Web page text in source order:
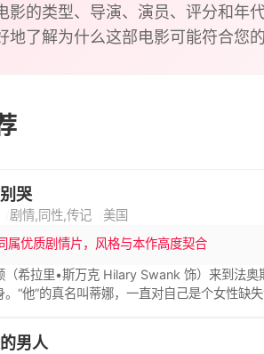
影的类型、导演、演员、评分和年
地了解为什么这部电影可能符合您的
哭
剧情,同性,传记 美国
属优质剧情片，风格与本作高度契合
（希拉里•斯万克 Hilary Swank 饰）来到法
。“他”的真名叫蒂娜，一直对自己是个女性缺
。生活朝着布兰顿想要的方向发展，一次交
对布兰顿怒不可遏，将她摧毁在一场残忍的暴力
男人